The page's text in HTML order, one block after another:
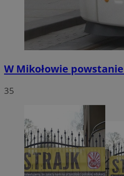
W Mikołowie
35